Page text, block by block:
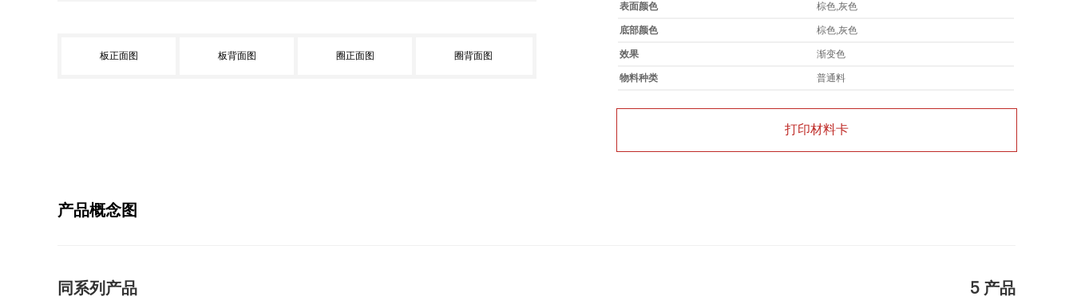
板正面图 板背面图 圈正面图 圈背面图
表面颜色 棕色,灰色
底部颜色 棕色,灰色
效果 渐变色
物料种类 普通料
打印材料卡
产品概念图
同系列产品 5 产品